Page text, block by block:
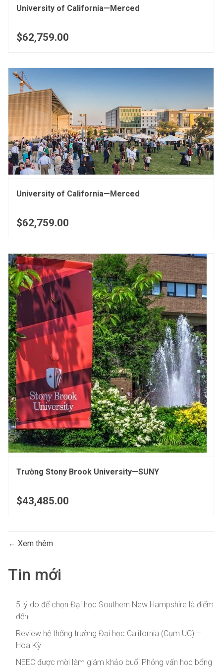
University of California—Merced
$62,759.00
University of California—Merced
$62,759.00
Trường Stony Brook University—SUNY
$43,485.00
Xem thêm
Tin mới
5 lý do để chọn Đại học Southern New Hampshire là điểm
đến
Review hệ thống trường Đại học California (Cụm UC) –
Hoa Kỳ
NEEC được mời làm giám khảo buổi Phỏng vấn học bổng